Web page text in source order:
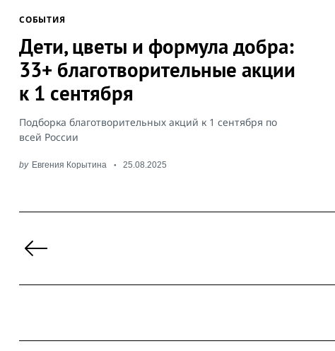
СОБЫТИЯ
Дети, цветы и формула добра:
33+ благотворительные акции
к 1 сентября
Подборка благотворительных акций к 1 сентября по
всей России
by Евгения Корытина 25.08.2025
записей
Previous